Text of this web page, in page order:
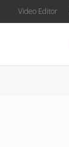
Video Editor